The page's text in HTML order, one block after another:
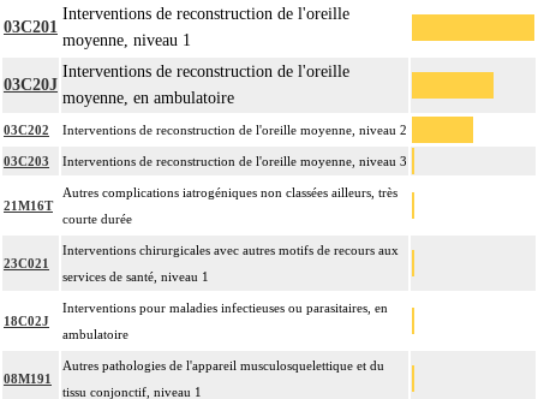
03C201
Interventions de reconstruction de l'oreille
moyenne, niveau 1
03C20J
Interventions de reconstruction de l'oreille
moyenne, en ambulatoire
03C202 Interventions de reconstruction de l'oreille moyenne, niveau 2
03C203 Interventions de reconstruction de l'oreille moyenne, niveau 3
21M16T
Autres complications iatrogéniques non classées ailleurs, très
courte durée
23C021
Interventions chirurgicales avec autres motifs de recours aux
services de santé, niveau 1
18C02J
Interventions pour maladies infectieuses ou parasitaires, en
ambulatoire
08M191
Autres pathologies de l'appareil musculosquelettique et du
tissu conjonctif, niveau 1